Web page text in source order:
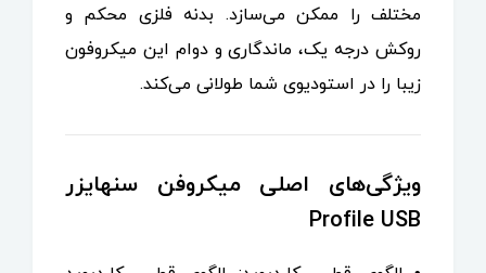
مختلف را ممکن می‌سازد. بدنه فلزی محکم و
روکش درجه یک، ماندگاری و دوام این میکروفون
زیبا را در استودیوی شما طولانی می‌کند.
ویژگی‌های اصلی میکروفن سنهایزر
Profile USB